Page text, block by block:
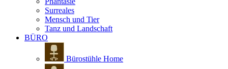
Surreales
Mensch und Tier
Tanz und Landschaft
BÜRO
Bürostühle Home